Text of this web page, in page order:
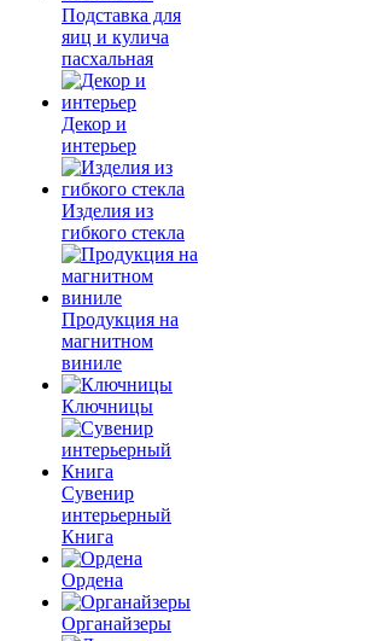
Подставка для
яиц и кулича
пасхальная
Декор и
интерьер
Изделия из
гибкого стекла
Продукция на
магнитном
виниле
Ключницы
Сувенир
интерьерный
Книга
Ордена
Органайзеры